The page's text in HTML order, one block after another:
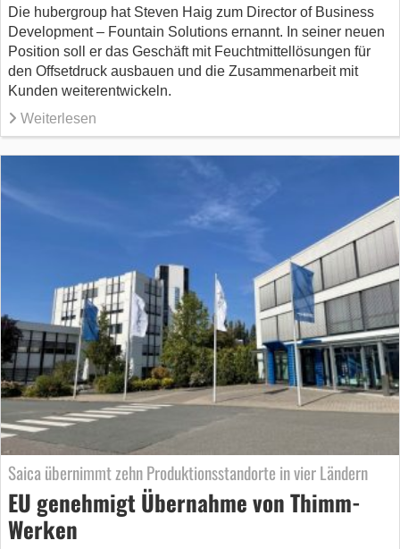
Die hubergroup hat Steven Haig zum Director of Business
Development – Fountain Solutions ernannt. In seiner neuen
Position soll er das Geschäft mit Feuchtmittellösungen für
den Offsetdruck ausbauen und die Zusammenarbeit mit
Kunden weiterentwickeln.
Weiterlesen
Saica übernimmt zehn Produktionsstandorte in vier Ländern
EU genehmigt Übernahme von Thimm-
Werken